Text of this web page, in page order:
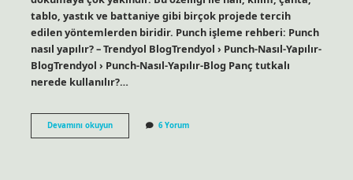
tablo, yastık ve battaniye gibi birçok projede tercih
edilen yöntemlerden biridir. Punch işleme rehberi: Punch
nasıl yapılır? – Trendyol BlogTrendyol › Punch-Nasıl-Yapılır-
BlogTrendyol › Punch-Nasıl-Yapılır-Blog Panç tutkalı
nerede kullanılır?…
Devamını okuyunPanç
Nerelerde
6 Yorum